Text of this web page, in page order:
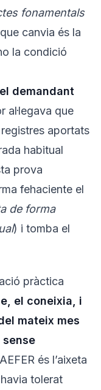
fonamentals
canvia és la
la condició
demandant
al·legava que
aportats
habitual
prova
fehaciente el
de forma
) i tomba el
pràctica
el coneixia, i
mateix mes
sense
és l’aixeta
tolerat